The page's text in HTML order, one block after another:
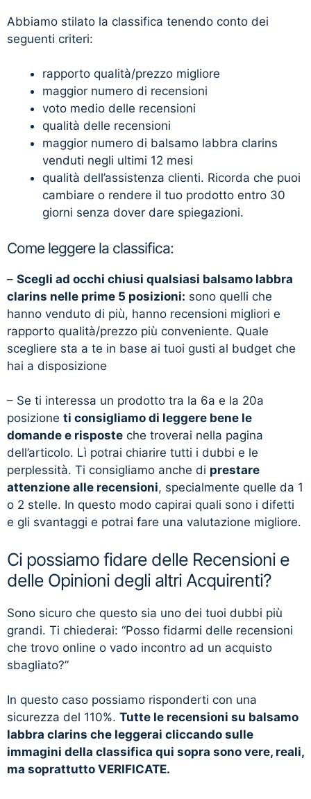
Abbiamo stilato la classifica tenendo conto dei
seguenti criteri:
rapporto qualità/prezzo migliore
maggior numero di recensioni
voto medio delle recensioni
qualità delle recensioni
maggior numero di balsamo labbra clarins
venduti negli ultimi 12 mesi
qualità dell’assistenza clienti. Ricorda che puoi
cambiare o rendere il tuo prodotto entro 30
giorni senza dover dare spiegazioni.
Come leggere la classifica:
– Scegli ad occhi chiusi qualsiasi balsamo labbra
clarins nelle prime 5 posizioni: sono quelli che
hanno venduto di più, hanno recensioni migliori e
rapporto qualità/prezzo più conveniente. Quale
scegliere sta a te in base ai tuoi gusti al budget che
hai a disposizione
– Se ti interessa un prodotto tra la 6a e la 20a
posizione ti consigliamo di leggere bene le
domande e risposte che troverai nella pagina
dell’articolo. Lì potrai chiarire tutti i dubbi e le
perplessità. Ti consigliamo anche di prestare
attenzione alle recensioni, specialmente quelle da 1
o 2 stelle. In questo modo capirai quali sono i difetti
e gli svantaggi e potrai fare una valutazione migliore.
Ci possiamo fidare delle Recensioni e
delle Opinioni degli altri Acquirenti?
Sono sicuro che questo sia uno dei tuoi dubbi più
grandi. Ti chiederai: “Posso fidarmi delle recensioni
che trovo online o vado incontro ad un acquisto
sbagliato?”
In questo caso possiamo risponderti con una
sicurezza del 110%. Tutte le recensioni su balsamo
labbra clarins che leggerai cliccando sulle
immagini della classifica qui sopra sono vere, reali,
ma soprattutto VERIFICATE.